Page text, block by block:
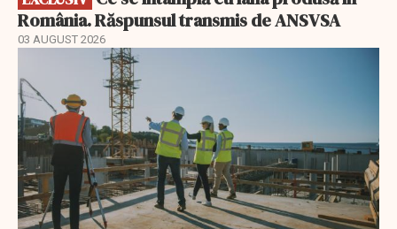
România. Răspunsul transmis de ANSVSA
03 AUGUST 2026